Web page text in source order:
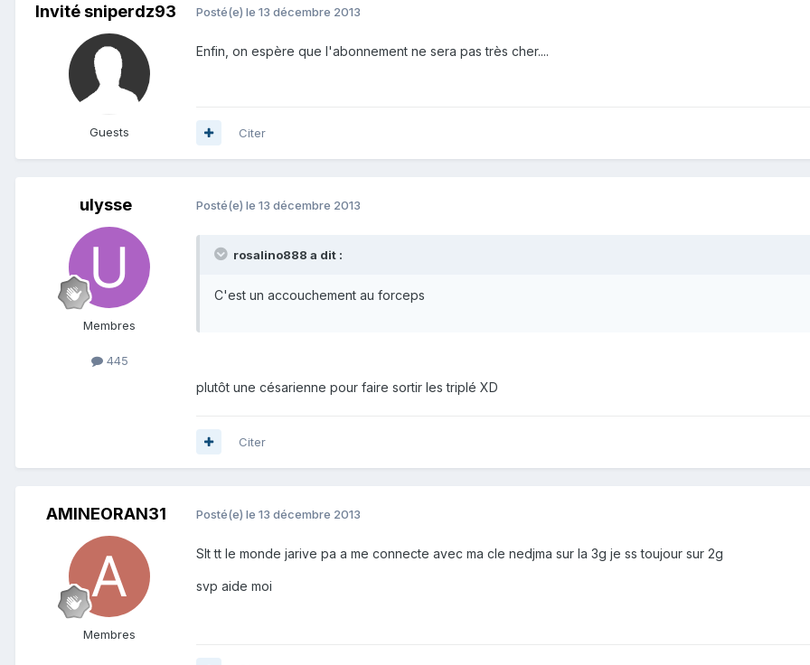
Invité sniperdz93
Guests
Posté(e) le 13 décembre 2013
Enfin, on espère que l'abonnement ne sera pas très cher....
Citer
ulysse
Membres
445
Posté(e) le 13 décembre 2013
rosalino888 a dit :
C'est un accouchement au forceps
plutôt une césarienne pour faire sortir les triplé XD
Citer
AMINEORAN31
Membres
Posté(e) le 13 décembre 2013
Slt tt le monde jarive pa a me connecte avec ma cle nedjma sur la 3g je ss toujour sur 2g
svp aide moi